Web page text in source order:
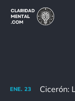
ENE. 23